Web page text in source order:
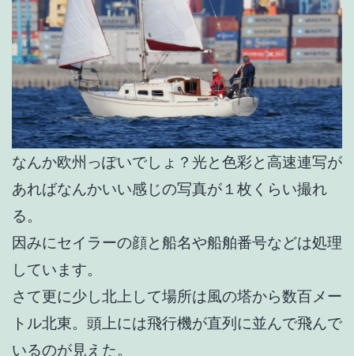
なんか欧州っぽいでしょ？光と色彩と高速連写が
あればなんかいい感じの写真が１枚くらい撮れ
る。
因みにセイラーの顔と船名や船舶番号などは処理
しています。
さて更に少し北上して場所は風の塔から数百メー
トル北東。頭上には飛行機が直列に並んで飛んで
いるのが見えた。